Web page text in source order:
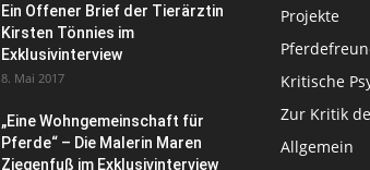
Ein Offener Brief der Tierärztin
Kirsten Tönnies im
Exklusivinterview
8. Mai 2017
„Eine Wohngemeinschaft für
Pferde“ – Die Malerin Maren
Ziegenfuß im Exklusivinterview
Projekte
Kritische
Zur Kritik
Allgemein